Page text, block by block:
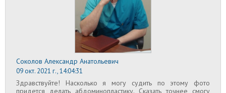
Соколов Александр Анатольевич
09 окт. 2021 г., 14:04:31
Здравствуйте! Насколько я могу судить по этому фото
придется делать абдоминопластику. Сказать точнее смогу